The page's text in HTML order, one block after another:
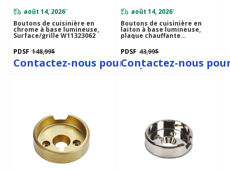
août 14, 2026*
Boutons de cuisinière en
chrome à base lumineuse,
Surface/grille W11323062
PDSF 148,99$
Contactez-nous pour le prix
août 14, 2026*
Boutons de cuisinière en
laiton à base lumineuse,
plaque chauffante
W11317495
PDSF 43,99$
Contactez-nous